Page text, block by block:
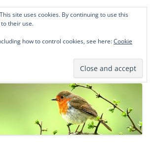
Genealogien
Kohlhaas und Jens Kirchhoff
springen
site uses cookies. By continuing to use this
their use.
how to control cookies, see here:Cookie